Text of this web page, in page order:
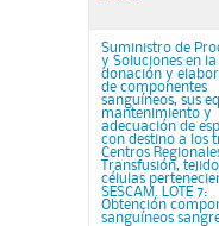
Suministro de
y Soluciones en la
donación y
de componentes
sanguíneos, sus
mantenimiento y
adecuación de
con destino a los
Centros
Transfusión,
células
SESCAM. LOTE 7:
Obtención
sanguíneos